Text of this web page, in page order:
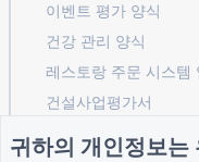
이벤트 평가 양식
건강 관리 양식
레스토랑 주문 시스템
건설사업평가서
귀하의 개인정보는